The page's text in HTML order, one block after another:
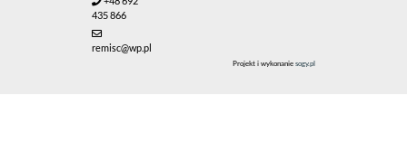
435 866
remisc@wp.pl
Projekt i wykonanie sogy.pl